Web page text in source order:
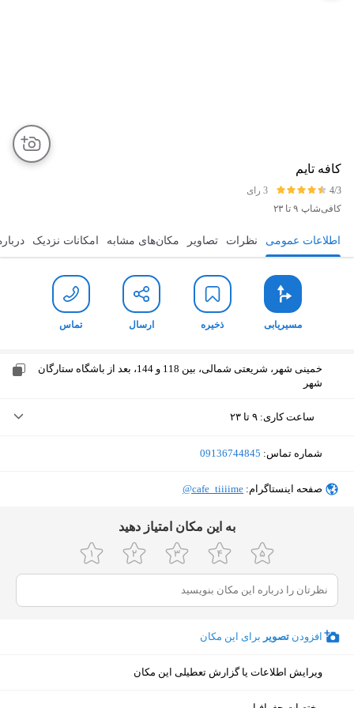
کافه تایم
4/3
3 رای
کافی‌شاپ ۹ تا ۲۳
مسیریابی ذخیره ارسال تماس اطلاعات عمومی نظرات تصاویر مکان‌های مشابه امکانات نزدیک
مسیریابی ذخیره ارسال تماس
خمینی شهر، شریعتی شمالی، بین 118 و 144، بعد از باشگاه ستارگان
شهر
ساعت کاری: ۹ تا ۲۳
شنبه ۹ تا ۲۳
دوشنبه
شماره تماس: ‎09136744845
صفحه اینستاگرام: ‎@cafe_tiiiime
ﺑﻪ اﯾﻦ ﻣﮑﺎن اﻣﺘﯿﺎز دﻫﯿﺪ
افزودن تصویر برای این مکان
ویرایش اطلاعات یا گزارش تعطیلی این مکان